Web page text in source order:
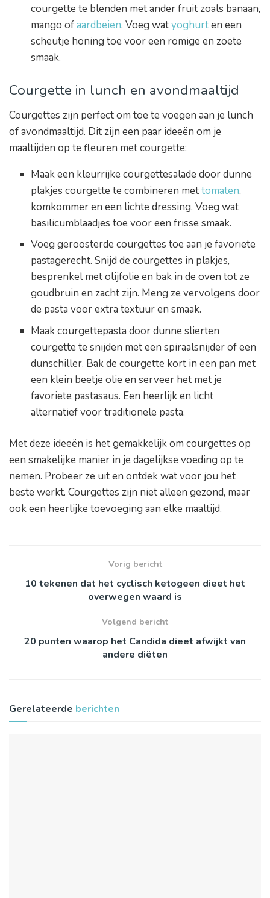
courgette te blenden met ander fruit zoals banaan,
mango ofaardbeien. Voeg watyoghurten een
scheutje honing toe voor een romige en zoete
smaak.
Courgette in lunch en avondmaaltijd
Courgettes zijn perfect om toe te voegen aan je lunch
of avondmaaltijd. Dit zijn een paar ideeën om je
maaltijden op te fleuren met courgette:
Maak een kleurrijke courgettesalade door dunne
plakjes courgette te combineren mettomaten,
komkommer en een lichte dressing. Voeg wat
basilicumblaadjes toe voor een frisse smaak.
Voeg geroosterde courgettes toe aan je favoriete
pastagerecht. Snijd de courgettes in plakjes,
besprenkel met olijfolie en bak in de oven tot ze
goudbruin en zacht zijn. Meng ze vervolgens door
de pasta voor extra textuur en smaak.
Maak courgettepasta door dunne slierten
courgette te snijden met een spiraalsnijder of een
dunschiller. Bak de courgette kort in een pan met
een klein beetje olie en serveer het met je
favoriete pastasaus. Een heerlijk en licht
alternatief voor traditionele pasta.
Met deze ideeën is het gemakkelijk om courgettes op
een smakelijke manier in je dagelijkse voeding op te
nemen. Probeer ze uit en ontdek wat voor jou het
beste werkt. Courgettes zijn niet alleen gezond, maar
ook een heerlijke toevoeging aan elke maaltijd.
Vorig bericht
10 tekenen dat het cyclisch ketogeen dieet het
overwegen waard is
Volgend bericht
20 punten waarop het Candida dieet afwijkt van
andere diëten
Gerelateerde berichten